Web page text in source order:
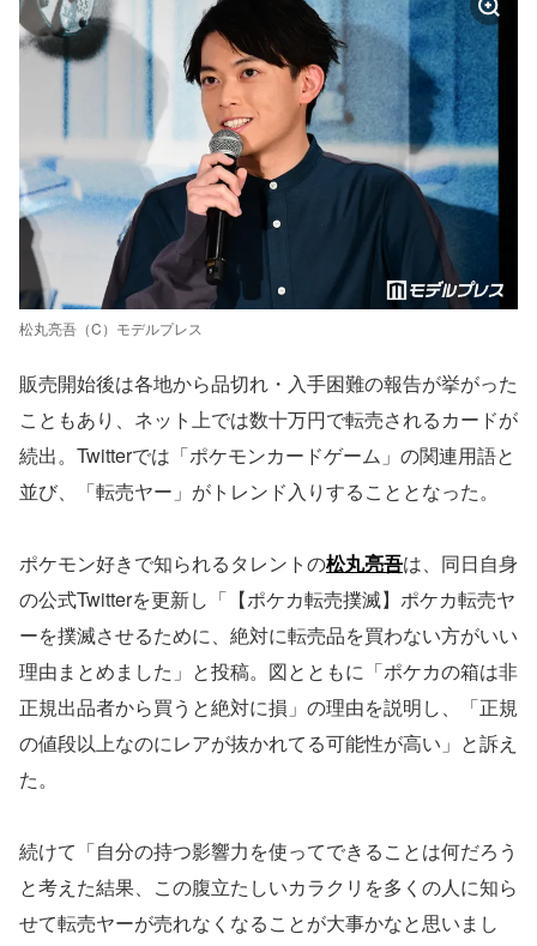
松丸亮吾（C）モデルプレス
販売開始後は各地から品切れ・入手困難の報告が挙がった
こともあり、ネット上では数十万円で転売されるカードが
続出。Twitterでは「ポケモンカードゲーム」の関連用語と
並び、「転売ヤー」がトレンド入りすることとなった。
ポケモン好きで知られるタレントの松丸亮吾は、同日自身
の公式Twitterを更新し「【ポケカ転売撲滅】ポケカ転売ヤ
ーを撲滅させるために、絶対に転売品を買わない方がいい
理由まとめました」と投稿。図とともに「ポケカの箱は非
正規出品者から買うと絶対に損」の理由を説明し、「正規
の値段以上なのにレアが抜かれてる可能性が高い」と訴え
た。
続けて「自分の持つ影響力を使ってできることは何だろう
と考えた結果、この腹立たしいカラクリを多くの人に知ら
せて転売ヤーが売れなくなることが大事かなと思いまし